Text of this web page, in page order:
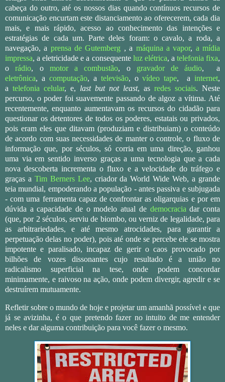
cabeça do outro, até os nossos dias quando contínuos recursos de
comunicação encurtam este distanciamento ao oferecerem, cada dia
mais, e mais rápido, acesso ao conhecimento das intenções e
estratégias de cada um. Parte deles foram: o cavalo, a roda, a
navegação, a prensa de Gutemberg , a máquina a vapor, a mídia
impressa, a eletricidade e a consequente luz elétrica, a telefonia fixa,
orádio, omotor a combustão, o gravador de áudio, a
eletrônica, a computação, a televisão, ovídeo tape, ainternet,
a telefonia celular, e, last but not least, as redes sociais. Neste
percurso, o poder foi suavemente passando de algoz a vítima. Até
recentemente, enquanto aumentavam os recursos do cidadão para
questionar os detentores de todos os poderes, estatais ou privados,
pois eram eles que ditavam (produziam e distribuiam) o conteúdo
de acordo com suas necessidades de manter o controle, o fluxo de
informação que, por séculos, só corria em uma direção, ganhou
uma via em sentido inverso graças a uma tecnologia que a cada
nova descoberta incrementa o fluxo e a velocidade do tráfego e
graças a Tim Berners Lee, criador da World Wide Web, a grande
teia mundial, empoderando a população - antes passiva e subjugada
-com uma ferramenta capaz de confrontar as oligarquias e por em
dúvida a capacidade de o modelo atual de democracia dar conta
(que, por 2 séculos, serviu de biombo, ou verniz de legalidade, para
as arbitrariedades, e até mesmo atrocidades, para garantir a
perpetuação delas no poder), pois até onde se percebe ele se mostra
impotente e paralisado, incapaz de gerir o caos provocado por
bilhões de vozes dissonantes cujo resultado é a união no
radicalismo superficial na tese, onde podem concordar
minimamente, e raivoso na ação, onde podem divergir, agredir e se
destruírem mutuamente.
Refletir sobre o mundo de hoje e projetar um amanhã possível e que
já se avizinha, é o que pretendo fazer no intuito de me entender
neles e dar alguma contribuição para você fazer o mesmo.